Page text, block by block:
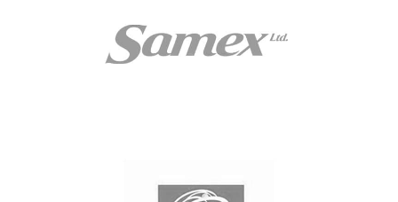
SAMEX (KFC)
Проект за Работодателска марка и